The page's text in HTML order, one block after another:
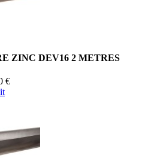
ZINC DEV16 2 METRES
€